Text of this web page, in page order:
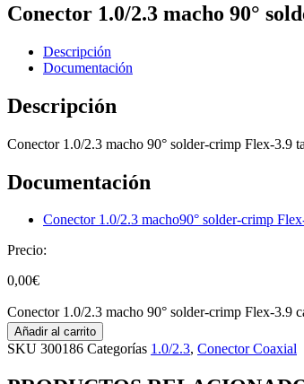
Conector 1.0/2.3 macho 90°
Descripción
Documentación
Descripción
Conector 1.0/2.3 macho 90° solder-crimp Flex-3.9
Documentación
Conector 1.0/2.3 macho90° solder-crimp
Precio:
0,00€
Conector 1.0/2.3 macho 90° solder-crimp Flex-3.9
Añadir al carrito
SKU 300186 Categorías 1.0/2.3, Conector Coaxial